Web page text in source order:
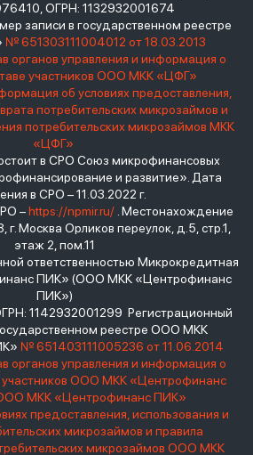
ОГРН: 1132932001674
записи в государственном реестре
№ 651303111004012 от 18.03.2013
органов управления и информация о
участников ООО МКК «ЦФГ»
об условиях предоставления,
потребительских микрозаймов и
потребительских микрозаймов МКК
«ЦФГ»
в СРО Союз микрофинансовых
и развитие». Дата
в СРО – 11.03.2022 г.
–https://npmir.ru/. Местонахождение
Москва Орликов переулок, д.5, стр.1,
этаж 2, пом.11
ответственностью Микрокредитная
ПИК» (ООО МКК «Центрофинанс
ПИК»)
1142932001299 Регистрационный
реестре ООО МКК
№ 651403111005236 от 11.06.2014
органов управления и информация о
участников ООО МКК «Центрофинанс
МКК «Центрофинанс ПИК»
предоставления, использования и
микрозаймов и правила
микрозаймов ООО МКК